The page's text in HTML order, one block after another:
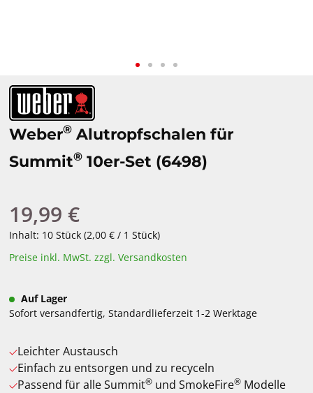
Weber® Alutropfschalen für
Summit® 10er-Set (6498)
Regulärer Preis:
19,99 €
Inhalt: 10 Stück (2,00 € / 1 Stück)
Preise inkl. MwSt. zzgl. Versandkosten
Auf Lager
Sofort versandfertig, Standardlieferzeit 1-2 Werktage
Leichter Austausch
Einfach zu entsorgen und zu recyceln
Passend für alle Summit® und SmokeFire® Modelle